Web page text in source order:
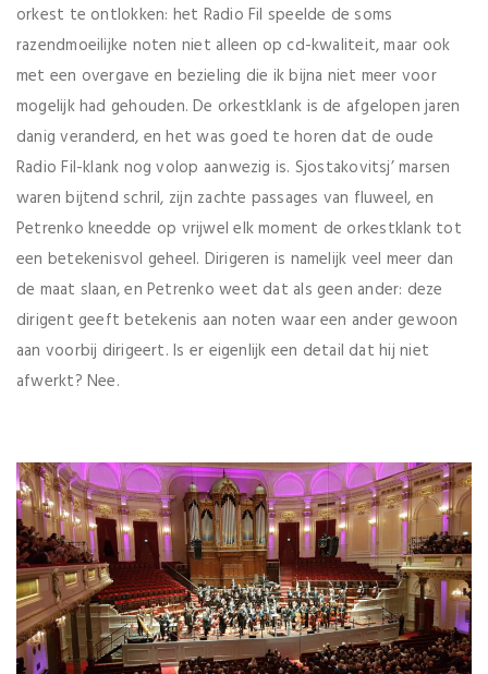
orkest te ontlokken: het Radio Fil speelde de soms
razendmoeilijke noten niet alleen op cd-kwaliteit, maar ook
met een overgave en bezieling die ik bijna niet meer voor
mogelijk had gehouden. De orkestklank is de afgelopen jaren
danig veranderd, en het was goed te horen dat de oude
Radio Fil-klank nog volop aanwezig is. Sjostakovitsj’ marsen
waren bijtend schril, zijn zachte passages van fluweel, en
Petrenko kneedde op vrijwel elk moment de orkestklank tot
een betekenisvol geheel. Dirigeren is namelijk veel meer dan
de maat slaan, en Petrenko weet dat als geen ander: deze
dirigent geeft betekenis aan noten waar een ander gewoon
aan voorbij dirigeert. Is er eigenlijk een detail dat hij niet
afwerkt? Nee.